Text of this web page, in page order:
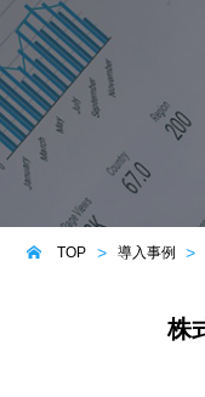
TOP 導入事例
株